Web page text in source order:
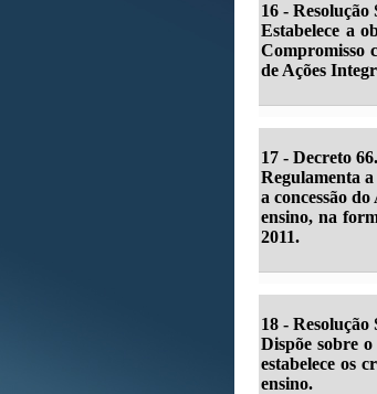
16 - Resolução
Estabelece a
Compromisso
de Ações
17 - Decreto
Regulamenta
a concessão
ensino, na
2011.
18 - Resolução
Dispõe sobre
estabelece os
ensino.